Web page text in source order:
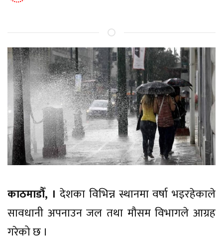
काठमाडौँ, । देशका विभिन्न स्थानमा वर्षा भइरहेकाले
सावधानी अपनाउन जल तथा मौसम विभागले आग्रह
गरेको छ ।